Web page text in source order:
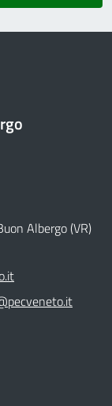
Albergo (VR)